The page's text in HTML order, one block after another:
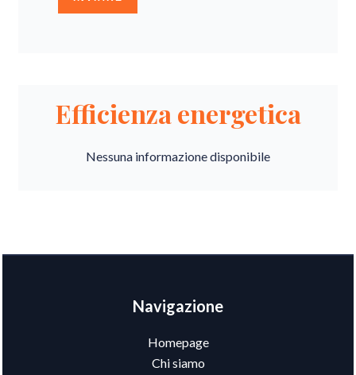
Efficienza energetica
Nessuna informazione disponibile
Navigazione
Homepage
Chi siamo